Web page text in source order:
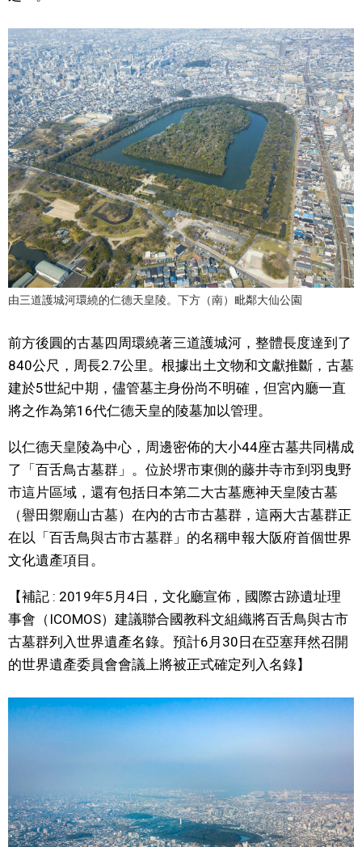
工作勞動
家庭
醫療健康
語言
東京
編輯部通知
由三道護城河環繞的仁德天皇陵。下方（南）毗鄰大仙公園
前方後圓的古墓四周環繞著三道護城河，整體長度達到了
840公尺，周長2.7公里。根據出土文物和文獻推斷，古墓
建於5世紀中期，儘管墓主身份尚不明確，但宮內廳一直
將之作為第16代仁德天皇的陵墓加以管理。
以仁德天皇陵為中心，周邊密佈的大小44座古墓共同構成
了「百舌鳥古墓群」。位於堺市東側的藤井寺市到羽曳野
市這片區域，還有包括日本第二大古墓應神天皇陵古墓
（譽田禦廟山古墓）在內的古市古墓群，這兩大古墓群正
在以「百舌鳥與古市古墓群」的名稱申報大阪府首個世界
文化遺產項目。
【補記 : 2019年5月4日，文化廳宣佈，國際古跡遺址理
事會（ICOMOS）建議聯合國教科文組織將百舌鳥與古市
古墓群列入世界遺產名錄。預計6月30日在亞塞拜然召開
的世界遺產委員會會議上將被正式確定列入名錄】